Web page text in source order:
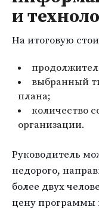
и
На итоговую
выбранный
плана;
количество
организации.
Руководитель
недорого,
более двух
цену программы